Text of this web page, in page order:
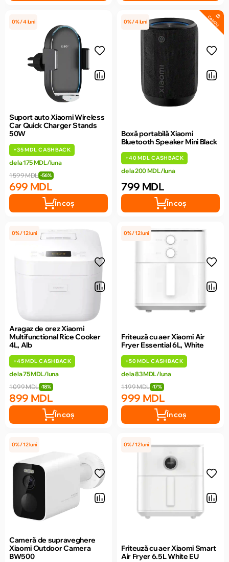
0% / 4 luni
Suport auto Xiaomi Wireless
Car Quick Charger Stands
50W
+35 MDL CASHBACK
de la 175 MDL/luna
699 MDL
1 599 MDL -56%
În coș
CADOU
0% / 4 luni
Boxă portabilă Xiaomi
Bluetooth Speaker Mini Black
+40 MDL CASHBACK
de la 200 MDL/luna
799 MDL
În coș
0% / 12 luni
Aragaz de orez Xiaomi
Multifunctional Rice Cooker
4L, Alb
+45 MDL CASHBACK
de la 75 MDL/luna
899 MDL
1 099 MDL -18%
În coș
0% / 12 luni
Friteuză cu aer Xiaomi Air
Fryer Essential 6L, White
+50 MDL CASHBACK
de la 83 MDL/luna
999 MDL
1 199 MDL -17%
În coș
0% / 12 luni
Cameră de supraveghere
Xiaomi Outdoor Camera
BW500
0% / 12 luni
Friteuză cu aer Xiaomi Smart
Air Fryer 6.5L White EU